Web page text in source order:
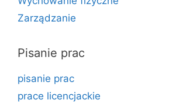
Zarządzanie
Pisanie prac
pisanie prac
prace licencjackie